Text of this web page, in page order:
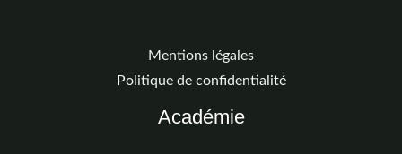
Mentions légales
Politique de confidentialité
Académie